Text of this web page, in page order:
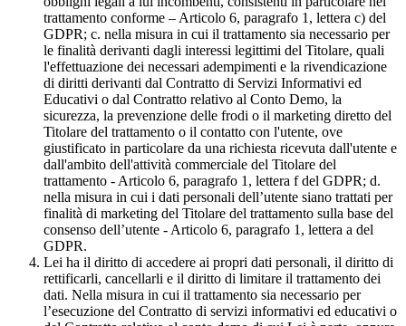
trattamento conforme – Articolo 6, paragrafo 1, lettera c) del
GDPR; c. nella misura in cui il trattamento sia necessario per
le finalità derivanti dagli interessi legittimi del Titolare, quali
l'effettuazione dei necessari adempimenti e la rivendicazione
di diritti derivanti dal Contratto di Servizi Informativi ed
Educativi o dal Contratto relativo al Conto Demo, la
sicurezza, la prevenzione delle frodi o il marketing diretto del
Titolare del trattamento o il contatto con l'utente, ove
giustificato in particolare da una richiesta ricevuta dall'utente e
dall'ambito dell'attività commerciale del Titolare del
trattamento - Articolo 6, paragrafo 1, lettera f del GDPR; d.
nella misura in cui i dati personali dell’utente siano trattati per
finalità di marketing del Titolare del trattamento sulla base del
consenso dell’utente - Articolo 6, paragrafo 1, lettera a del
GDPR.
Lei ha il diritto di accedere ai propri dati personali, il diritto di
rettificarli, cancellarli e il diritto di limitare il trattamento dei
dati. Nella misura in cui il trattamento sia necessario per
l’esecuzione del Contratto di servizi informativi ed educativi o